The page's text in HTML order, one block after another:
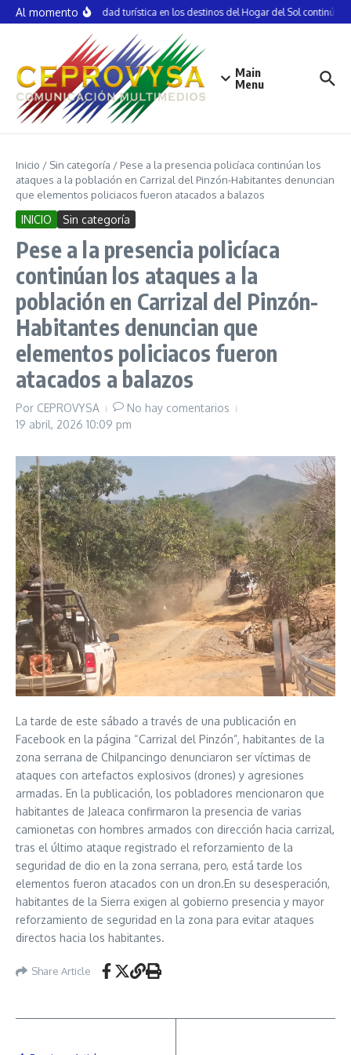
Saltar al contenido
Al momentoLa actividad turística en los destinos del Hogar del Sol continúa
Main
Menu
Inicio / Sin categoría / Pese a la presencia policíaca continúan los
ataques a la población en Carrizal del Pinzón-Habitantes denuncian
que elementos policiacos fueron atacados a balazos
INICIO Sin categoría
Pese a la presencia policíaca
continúan los ataques a la
población en Carrizal del Pinzón-
Habitantes denuncian que
elementos policiacos fueron
atacados a balazos
Por CEPROVYSA
No hay comentarios
19 abril, 2026 10:09 pm
La tarde de este sábado a través de una publicación en
Facebook en la página “Carrizal del Pinzón”, habitantes de la
zona serrana de Chilpancingo denunciaron ser víctimas de
ataques con artefactos explosivos (drones) y agresiones
armadas. En la publicación, los pobladores mencionaron que
habitantes de Jaleaca confirmaron la presencia de varias
camionetas con hombres armados con dirección hacia carrizal,
tras el último ataque registrado el reforzamiento de la
seguridad de dio en la zona serrana, pero, está tarde los
elementos fueron atacados con un dron.En su desesperación,
habitantes de la Sierra exigen al gobierno presencia y mayor
reforzamiento de seguridad en la zona para evitar ataques
directos hacia los habitantes.
Share Article